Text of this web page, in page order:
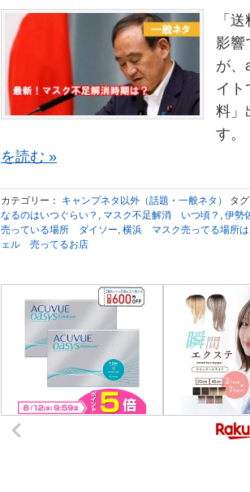
「
影響
が、
イト
料」
す。
を読む »
カテゴリー： キャンプネタ以外（話題・一般ネタ） タグ
なるのはいつぐらい？ , マスク不足解消 いつ頃？ , 伊勢
売っている場所 ダイソー, 横浜 マスク売ってる場所は
ェル 売ってるお店